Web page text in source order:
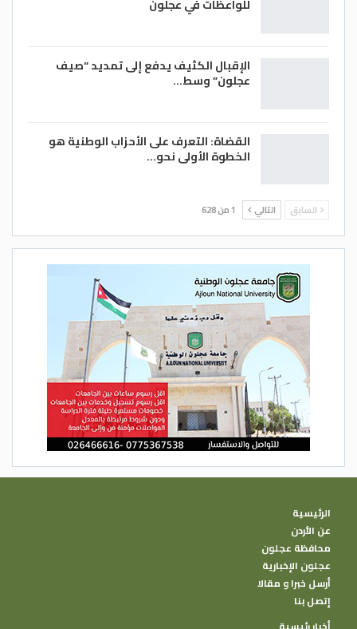
للواعظات في عجلون
الإقبال الكثيف يدفع إلى تمديد “صيف
عجلون” وسط…
القضاة: التعرف على الأحزاب الوطنية هو
الخطوة الأولى نحو…
السابق التالي 1 من 628
الرئيسية
عن الأردن
محافظة عجلون
عجلون الإخبارية
أرسل خبرا و مقالا
إتصل بنا